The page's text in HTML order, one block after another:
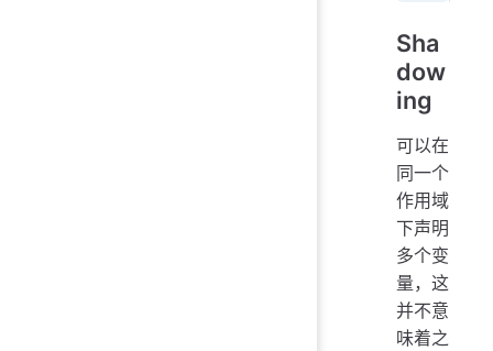
Sha
dow
ing
可以在
同一个
作用域
下声明
多个变
量，这
并不意
味着之